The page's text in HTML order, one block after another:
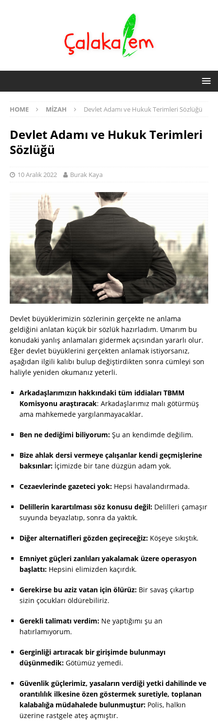
HOME MIZAH Devlet Adamı ve Hukuk Terimleri Sözlüğü
Devlet Adamı ve Hukuk Terimleri
Sözlüğü
10 Aralık 2022 Burak Kaya
Devlet büyüklerimizin sözlerinin gerçekte ne anlama
geldiğini anlatan küçük bir sözlük hazırladım. Umarım bu
konudaki yanlış anlamaları gidermek açısından yararlı olur.
Eğer devlet büyüklerini gerçekten anlamak istiyorsanız,
aşağıdan ilgili kalıbı bulup değiştirdikten sonra cümleyi son
haliyle yeniden okumanız yeterli.
Arkadaşlarımızın hakkındaki tüm iddiaları TBMM
Komisyonu araştıracak: Arkadaşlarımız malı götürmüş
ama mahkemede yargılanmayacaklar.
Ben ne dediğimi biliyorum: Şu an kendimde değilim.
Bize ahlak dersi vermeye çalışanlar kendi geçmişlerine
baksınlar: İçimizde bir tane düzgün adam yok.
Cezaevlerinde gazeteci yok: Hepsi havalandırmada.
Delillerin karartılması söz konusu değil: Delilleri çamaşır
suyunda beyazlatıp, sonra da yaktık.
Diğer alternatifleri gözden geçireceğiz: Köşeye sıkıştık.
Emniyet güçleri zanlıları yakalamak üzere operasyon
başlattı: Hepsini elimizden kaçırdık.
Gerekirse bu aziz vatan için ölürüz: Bir savaş çıkartıp
sizin çocukları öldürebiliriz.
Gerekli talimatı verdim: Ne yaptığımı şu an
hatırlamıyorum.
Gerginliği artıracak bir girişimde bulunmayı
düşünmedik: Götümüz yemedi.
Güvenlik güçlerimiz, yasaların verdiği yetki dahilinde ve
orantılılık ilkesine özen göstermek suretiyle, toplanan
kalabalığa müdahalede bulunmuştur: Polis, halkın
üzerine rastgele ateş açmıştır.